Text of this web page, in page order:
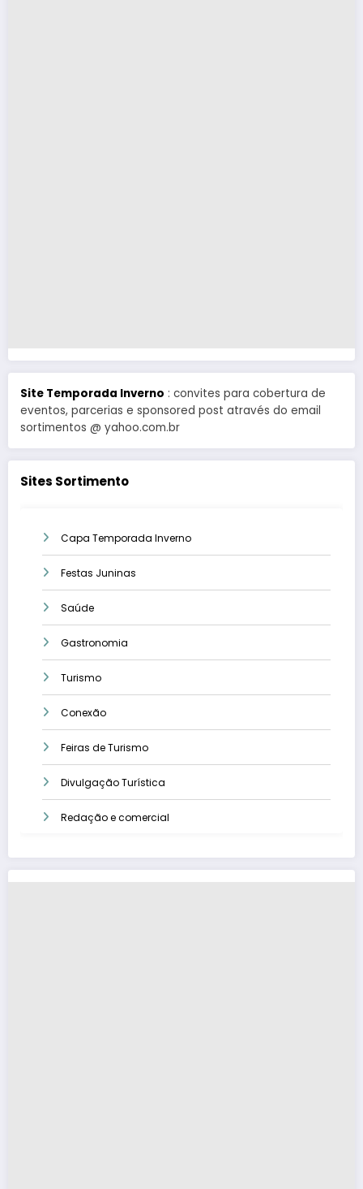
Site Temporada Inverno : convites para cobertura de
eventos, parcerias e sponsored post através do email
sortimentos @ yahoo.com.br
Sites Sortimento
Capa Temporada Inverno
Festas Juninas
Saúde
Gastronomia
Turismo
Conexão
Feiras de Turismo
Divulgação Turística
Redação e comercial